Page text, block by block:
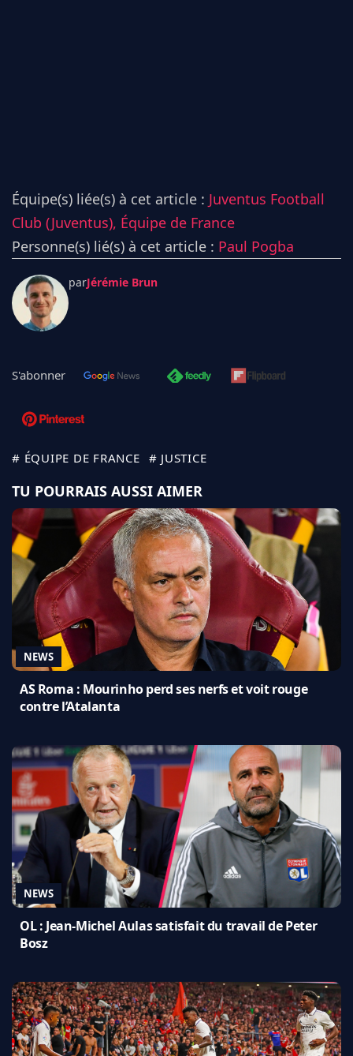
Équipe(s) liée(s) à cet article : Juventus Football
Club (Juventus), Équipe de France
Personne(s) lié(s) à cet article : Paul Pogba
parJérémie Brun
S'abonner
# ÉQUIPE DE FRANCE # JUSTICE
TU POURRAIS AUSSI AIMER
NEWS
AS Roma : Mourinho perd ses nerfs et voit rouge
contre l’Atalanta
NEWS
OL : Jean-Michel Aulas satisfait du travail de Peter
Bosz